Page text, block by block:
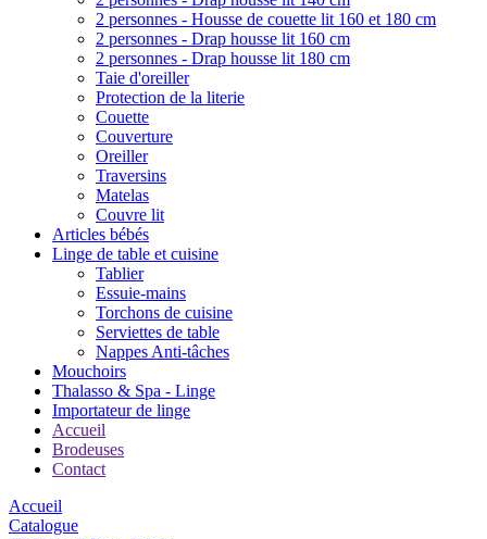
2 personnes - Housse de couette lit 160 et 180 cm
2 personnes - Drap housse lit 160 cm
2 personnes - Drap housse lit 180 cm
Taie d'oreiller
Protection de la literie
Couette
Couverture
Oreiller
Traversins
Matelas
Couvre lit
Articles bébés
Linge de table et cuisine
Tablier
Essuie-mains
Torchons de cuisine
Serviettes de table
Nappes Anti-tâches
Mouchoirs
Thalasso & Spa - Linge
Importateur de linge
Accueil
Brodeuses
Contact
Accueil
Catalogue